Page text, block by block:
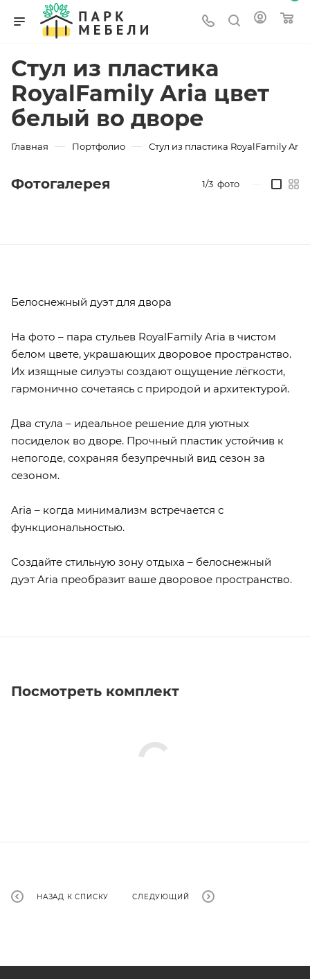
Стул из пластика
RoyalFamily Aria цвет
белый во дворе
Главная — Портфолио — Стул из пластика RoyalFamily
Фотогалерея 1/3 фото
Белоснежный дуэт для двора
На фото – пара стульев RoyalFamily Aria в чистом
белом цвете, украшающих дворовое пространство.
Их изящные силуэты создают ощущение лёгкости,
гармонично сочетаясь с природой и архитектурой.
Два стула – идеальное решение для уютных
посиделок во дворе. Прочный пластик устойчив к
непогоде, сохраняя безупречный вид сезон за
сезоном.
Aria – когда минимализм встречается с
функциональностью.
Создайте стильную зону отдыха – белоснежный
дуэт Aria преобразит ваше дворовое пространство.
Посмотреть комплект
НАЗАД К СПИСКУ СЛЕДУЮЩИЙ